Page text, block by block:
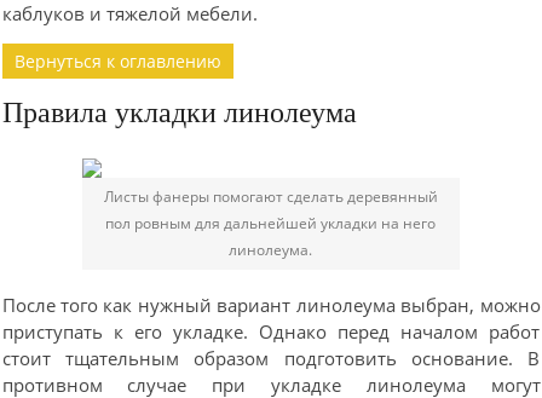
каблуков и тяжелой мебели.
Вернуться к оглавлению
Правила укладки линолеума
Листы фанеры помогают сделать деревянный
пол ровным для дальнейшей укладки на него
линолеума.
После того как нужный вариант линолеума выбран, можно
приступать к его укладке. Однако перед началом работ
стоит тщательным образом подготовить основание. В
противном случае при укладке линолеума могут